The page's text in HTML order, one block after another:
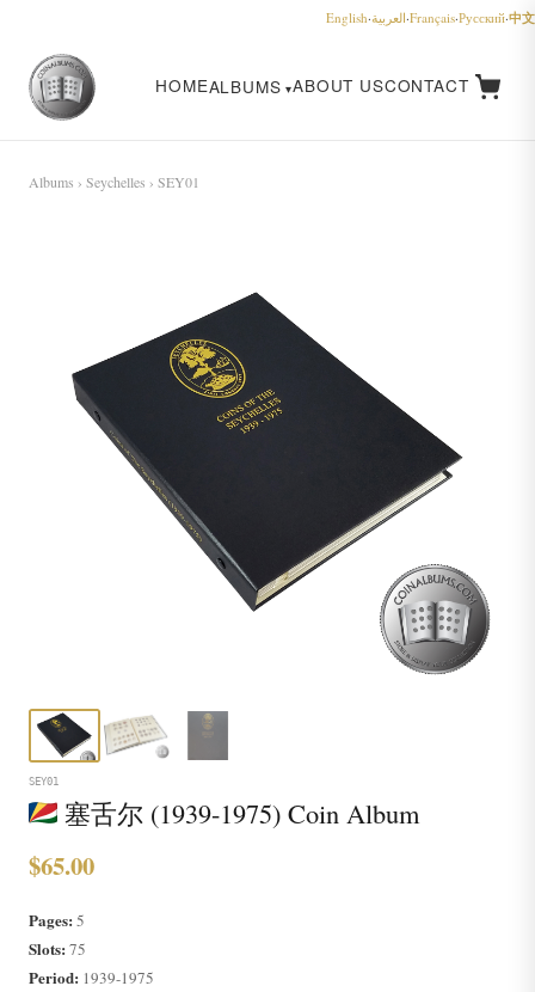
English·العربية·Français·Русский·中文
HOMEALBUMS ABOUT USCONTACT
Albums › Seychelles › SEY01
SEY01
塞舌尔 (1939-1975) Coin Album
$65.00
Pages: 5
Slots:75
Period: 1939-1975